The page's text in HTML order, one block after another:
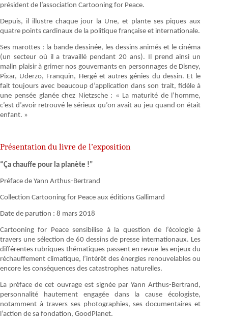
président de l’association Cartooning for Peace.
Depuis, il illustre chaque jour la Une, et plante ses piques aux
quatre points cardinaux de la politique française et internationale.
Ses marottes : la bande dessinée, les dessins animés et le cinéma
(un secteur où il a travaillé pendant 20 ans). Il prend ainsi un
malin plaisir à grimer nos gouvernants en personnages de Disney,
Pixar, Uderzo, Franquin, Hergé et autres génies du dessin. Et le
fait toujours avec beaucoup d’application dans son trait, fidèle à
une pensée glanée chez Nietzsche : « La maturité de l’homme,
c’est d’avoir retrouvé le sérieux qu’on avait au jeu quand on était
enfant. »
Présentation du livre de l’exposition
“Ça chauffe pour la planète !”
Préface de Yann Arthus-Bertrand
Collection Cartooning for Peace aux éditions Gallimard
Date de parution : 8 mars 2018
Cartooning for Peace sensibilise à la question de l’écologie à
travers une sélection de 60 dessins de presse internationaux. Les
différentes rubriques thématiques passent en revue les enjeux du
réchauffement climatique, l’intérêt des énergies renouvelables ou
encore les conséquences des catastrophes naturelles.
La préface de cet ouvrage est signée par Yann Arthus-Bertrand,
personnalité hautement engagée dans la cause écologiste,
notamment à travers ses photographies, ses documentaires et
l’action de sa fondation, GoodPlanet.